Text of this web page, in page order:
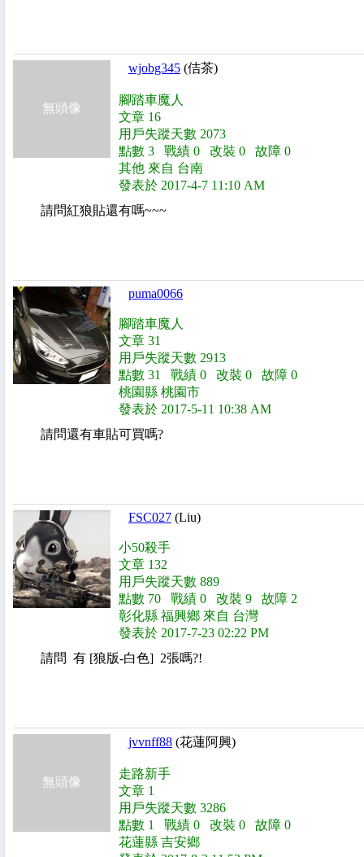
無頭像
wjobg345 (佶茶)
腳踏車魔人
文章 16
用戶失蹤天數 2073
點數 3 戰績 0 改裝 0 故障 0
其他 來自 台南
發表於 2017-4-7 11:10 AM
請問紅狼貼還有嗎~~~
puma0066
腳踏車魔人
文章 31
用戶失蹤天數 2913
點數 31 戰績 0 改裝 0 故障 0
桃園縣 桃園市
發表於 2017-5-11 10:38 AM
請問還有車貼可買嗎?
FSC027 (Liu)
小50殺手
文章 132
用戶失蹤天數 889
點數 70 戰績 0 改裝 9 故障 2
彰化縣 福興鄉 來自 台灣
發表於 2017-7-23 02:22 PM
請問 有 [狼版-白色] 2張嗎?!
無頭像
jvvnff88 (花蓮阿興)
走路新手
文章 1
用戶失蹤天數 3286
點數 1 戰績 0 改裝 0 故障 0
花蓮縣 吉安鄉